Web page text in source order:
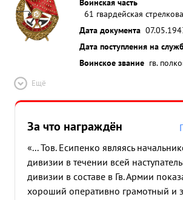
61 гвардейская
Дата документа
Дата поступления на
Воинское звание гв.
Ещё
За что награждён
«... Тов. Есипенко являясь
дивизии в течении всей
дивизии в составе в Гв. Армии
хороший оперативно грамотный и